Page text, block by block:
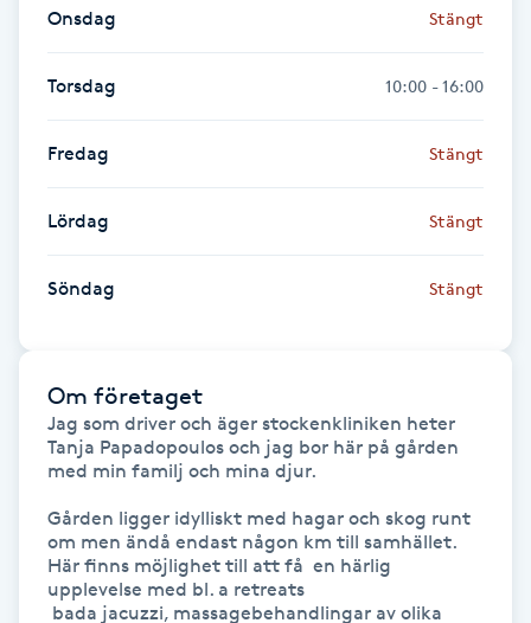
Gelenaglar
Gellack med förstärkning
Gravidmassage
Gravidyoga
Gruppträning
Onsdag Stängt
Torsdag 10:00 - 16:00
Fredag Stängt
Lördag Stängt
Söndag Stängt
Om företaget
Jag som driver och äger stockenkliniken heter
Tanja Papadopoulos och jag bor här på gården
med min familj och mina djur.
Gården ligger idylliskt med hagar och skog runt
om men ändå endast någon km till samhället.
Här finns möjlighet till att få  en härlig
upplevelse med bl. a retreats